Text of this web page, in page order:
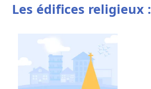
Les édifices religieux :